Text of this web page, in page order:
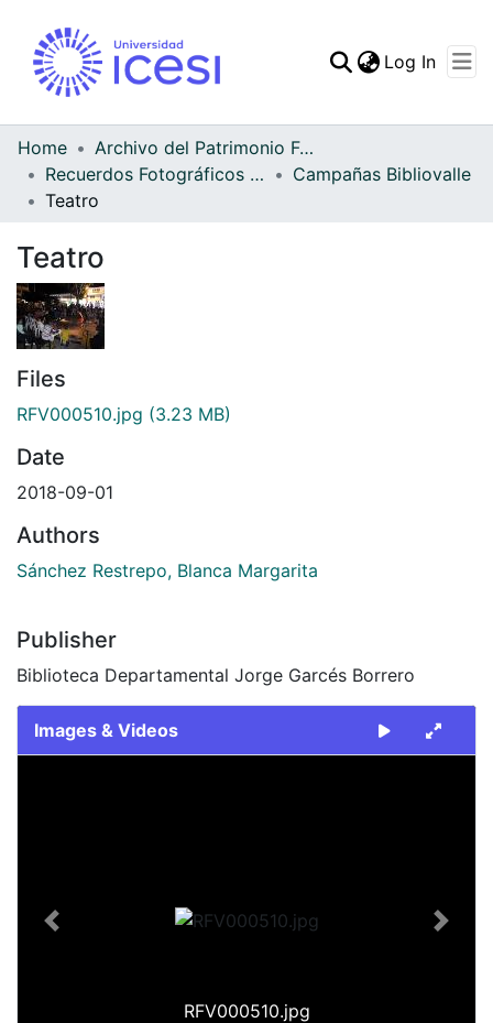
Statistics
Log In
Home
Archivo del Patrimonio Fotográfico y Fílmico del Valle del Cauca
Recuerdos Fotográficos Vallecaucanos
Campañas Bibliovalle
Teatro
Teatro
Files
RFV000510.jpg (3.23 MB)
Date
2018-09-01
Authors
Sánchez Restrepo, Blanca Margarita
Publisher
Biblioteca Departamental Jorge Garcés Borrero
Images & Videos
RFV000510.jpg
Previous Next